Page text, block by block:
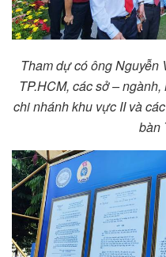
Tham dự có ông Nguyễn
TP.HCM, các sở –
chi nhánh khu vực II và
bàn